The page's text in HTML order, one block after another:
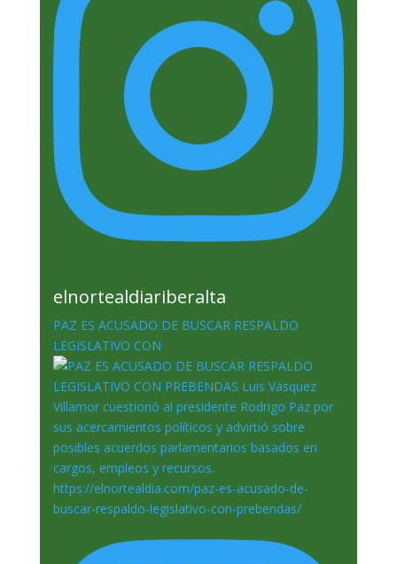
elnortealdiariberalta
PAZ ES ACUSADO DE BUSCAR RESPALDO
LEGISLATIVO CON